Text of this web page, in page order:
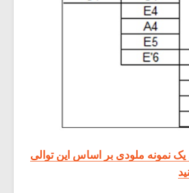
یک نمونه ملودی بر اساس این توالی